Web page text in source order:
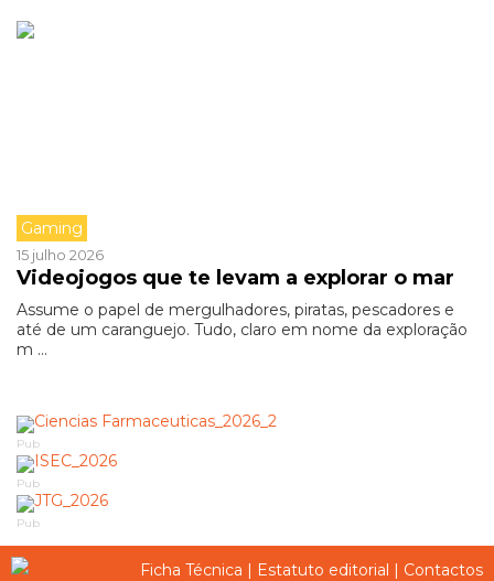
Gaming
15 julho 2026
Videojogos que te levam a explorar o mar
Assume o papel de mergulhadores, piratas, pescadores e
até de um caranguejo. Tudo, claro em nome da exploração
m ...
Pub
Pub
Pub
Ficha Técnica | Estatuto editorial | Contactos